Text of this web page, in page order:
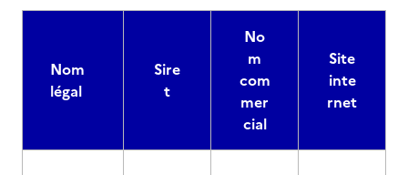
Nom
légal
Sire
t
No
m
com
mer
cial
Site
inte
rnet